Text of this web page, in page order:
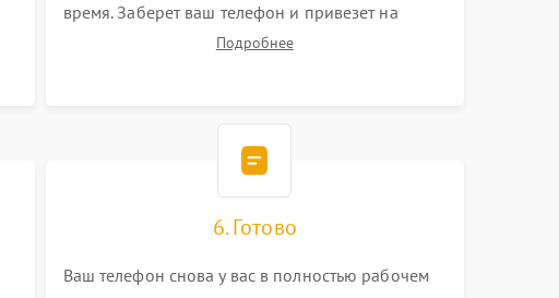
время. Заберет ваш телефон и привезет на
склад для диагностики.Подробнее
6. Готово
Ваш телефон снова у вас в полностью рабочем